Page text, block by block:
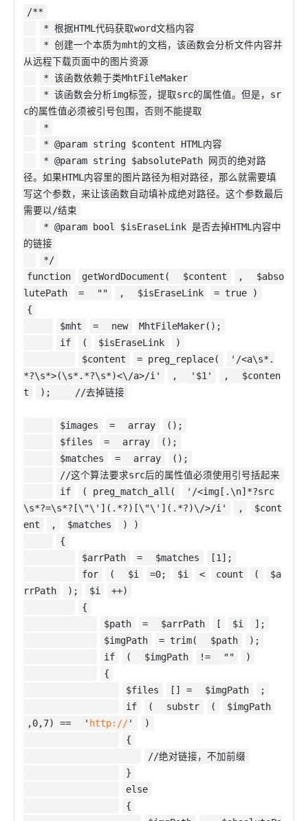
/**
* 根据HTML代码获取word文档内容
* 创建一个本质为mht的文档，该函数会分析文件内容并
从远程下载页面中的图片资源
* 该函数依赖于类MhtFileMaker
* 该函数会分析img标签，提取src的属性值。但是，sr
c的属性值必须被引号包围，否则不能提取
*
* @param string $content HTML内容
* @param string $absolutePath 网页的绝对路
径。如果HTML内容里的图片路径为相对路径，那么就需要填
写这个参数，来让该函数自动填补成绝对路径。这个参数最后
需要以/结束
* @param bool $isEraseLink 是否去掉HTML内容中
的链接
*/
function
getWordDocument( $content ,
$abso
lutePath
= "" , $isEraseLink
= true )
{
$mht
= new
MhtFileMaker();
if
( $isEraseLink
)
$content
= preg_replace(
'/<a\s*.
*?\s*>(\s*.*?\s*)<\/a>/i'
, '$1' ,
$conten
t
); //去掉链接
$images = array
();
$files
= array
();
$matches
= array
();
//这个算法要求src后的属性值必须使用引号括起来
if
( preg_match_all(
'/<img[.\n]*?src
\s*?=\s*?[\"\'](.*?)[\"\'](.*?)\/>/i'
,
$cont
ent
, $matches
) )
{
$arrPath
= $matches
[1];
for
( $i =0; $i < count (
$a
rrPath
); $i
++)
{
$path
= $arrPath [ $i
];
$imgPath
= trim( $path
);
if
( $imgPath != ""
)
{
$files
[] = $imgPath
;
if
( substr (
$imgPath
,0,7) ==
' http://'
)
{
//绝对链接，不加前缀
}
else
{